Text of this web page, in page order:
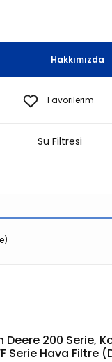
Hakkımızda
Favorilerim
Su Filtresi
Deere 200 Serie,
Hava Filtre